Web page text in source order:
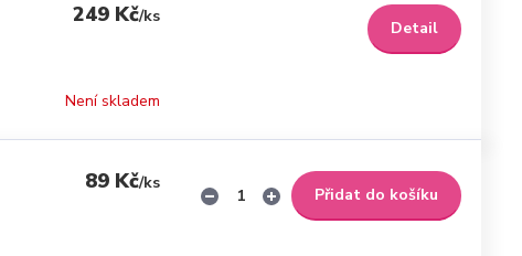
249 Kč/ks
Není skladem
Detail
89 Kč/ks
Přidat do košíku